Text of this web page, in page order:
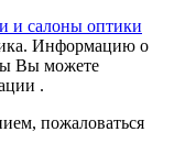
и салоны оптики
Информацию о
Вы можете
.
пожаловаться